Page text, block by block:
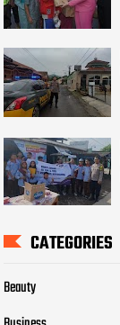
CATEGORIES
Beauty